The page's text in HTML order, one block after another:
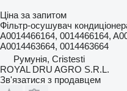
Ціна за запитом
Фільтр-осушувач
A0014466164, 0014466164,
A0014463664, 0014463664
Румунія, Cristesti
ROYAL DRU AGRO S.R.L.
Зв'язатися з продавцем